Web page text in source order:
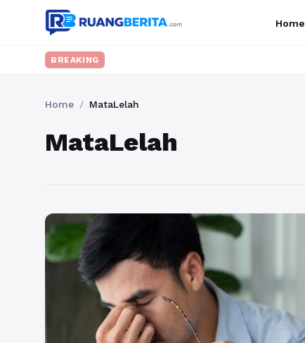
Home
BREAKING
Home / MataLelah
MataLelah